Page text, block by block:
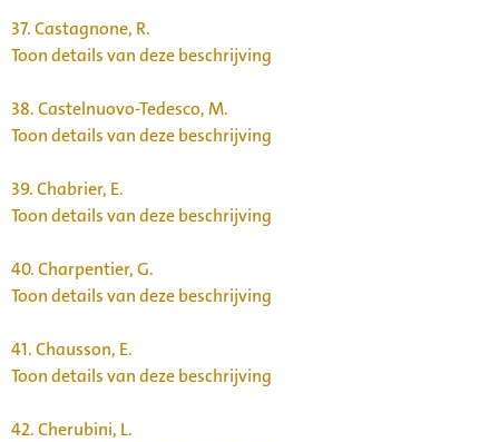
37.Castagnone, R.
Toon details van deze beschrijving
38.Castelnuovo-Tedesco, M.
Toon details van deze beschrijving
39.Chabrier, E.
Toon details van deze beschrijving
40.Charpentier, G.
Toon details van deze beschrijving
41.Chausson, E.
Toon details van deze beschrijving
42.Cherubini, L.